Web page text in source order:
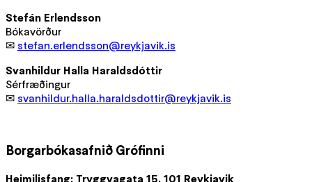
Stefán Erlendsson
Bókavörður
✉ stefan.erlendsson@reykjavik.is
Svanhildur Halla Haraldsdóttir
Sérfræðingur
✉ svanhildur.halla.haraldsdottir@reykjavik.is
Borgarbókasafnið Grófinni
Heimilisfang: Tryggvagata 15, 101 Reykjavik